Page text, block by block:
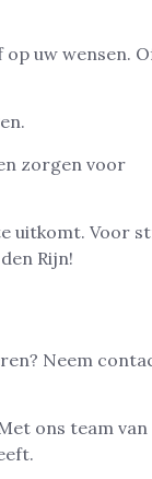
uw wensen.
zorgen voor
uitkomt. Voor
Rijn!
Neem
ons team van